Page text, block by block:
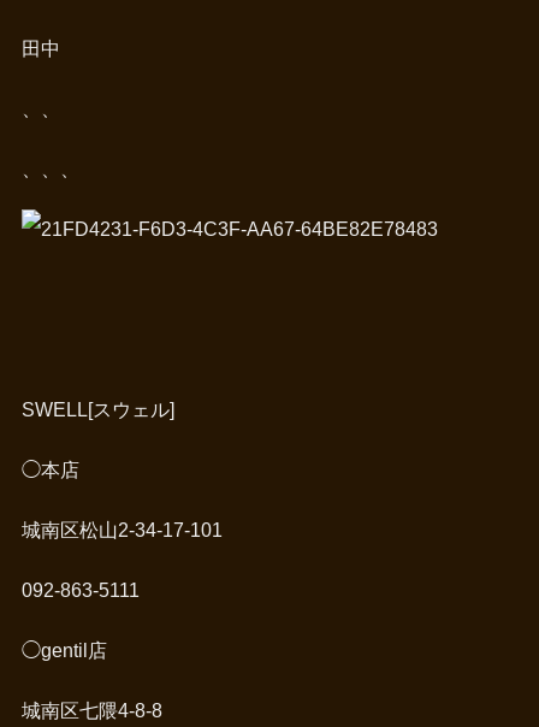
田中
SWELL[スウェル]
◯本店
城南区松山2-34-17-101
092-863-5111
◯gentil店
城南区七隈4-8-8